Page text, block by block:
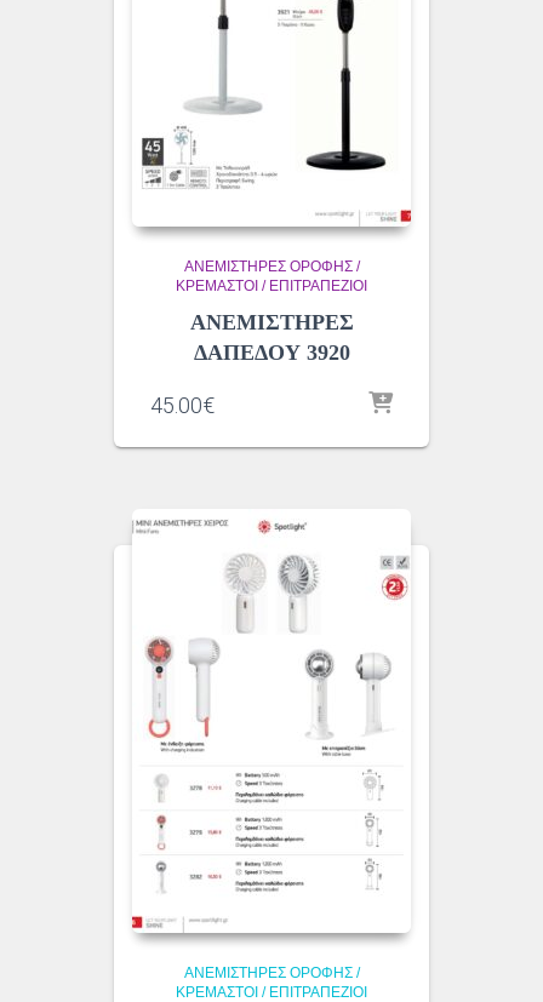
ΑΝΕΜΙΣΤΗΡΕΣ ΟΡΟΦΗΣ /
ΚΡΕΜΑΣΤΟΙ / ΕΠΙΤΡΑΠΕΖΙΟΙ
ΑΝΕΜΙΣΤΗΡΕΣ
ΔΑΠΕΔΟΥ 3920
45.00€
ΑΝΕΜΙΣΤΗΡΕΣ ΟΡΟΦΗΣ /
ΚΡΕΜΑΣΤΟΙ / ΕΠΙΤΡΑΠΕΖΙΟΙ